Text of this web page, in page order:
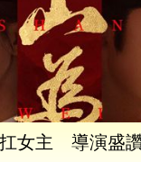
女主 導演盛